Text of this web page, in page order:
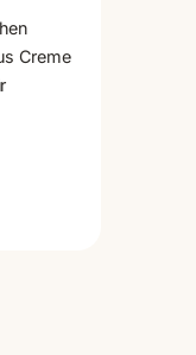
Creme